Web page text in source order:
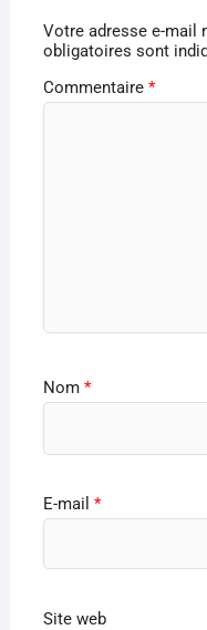
Votre adresse e-mail
obligatoires sont
Commentaire *
Nom *
E-mail *
Site web